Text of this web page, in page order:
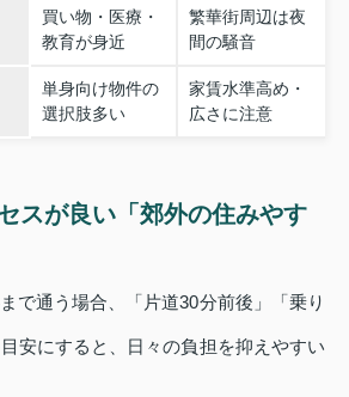
買い物・医療・
教育が身近
繁華街周辺は夜
間の騒音
単身向け物件の
選択肢多い
家賃水準高め・
広さに注意
スが良い「郊外の住みやす
で通う場合、「片道30分前後」「乗り
安にすると、日々の負担を抑えやすい